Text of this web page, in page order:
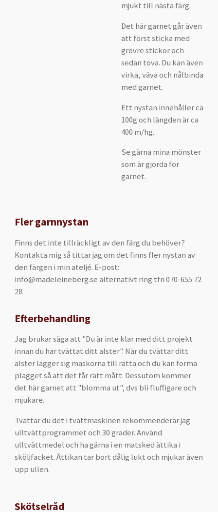
mjukt till nästa färg.
Det här garnet går även
att först sticka med
grövre stickor och
sedan tova. Du kan även
virka, väva och nålbinda
med garnet.
Ett nystan innehåller ca
100g och längden är ca
400 m/hg.
Se gärna mina mönster
som är gjorda för
garnet.
Fler garnnystan
Finns det inte tillräckligt av den färg du behöver?
Kontakta mig så tittar jag om det finns fler nystan av
den färgen i min ateljé. E-post:
info@madeleineberg.se alternativt ring tfn 070-655 72
28
Efterbehandling
Jag brukar säga att "Du är inte klar med ditt projekt
innan du har tvättat ditt alster". När du tvättar ditt
alster lägger sig maskorna till rätta och du kan forma
plagget så att det får rätt mått. Dessutom kommer
det här garnet att "blomma ut", dvs bli fluffigare och
mjukare.
Tvättar du det i tvättmaskinen rekommenderar jag
ulltvättprogrammet och 30 grader. Använd
ulltvättmedel och ha gärna i en matsked ättika i
sköljfacket. Ättikan tar bort dålig lukt och mjukar även
upp ullen.
Skötselråd